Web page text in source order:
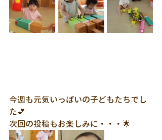
今週も元気いっぱいの子どもたちでし
た💕
次回の投稿もお楽しみに・・・🌟